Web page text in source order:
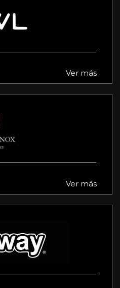
Ver más
Ver más